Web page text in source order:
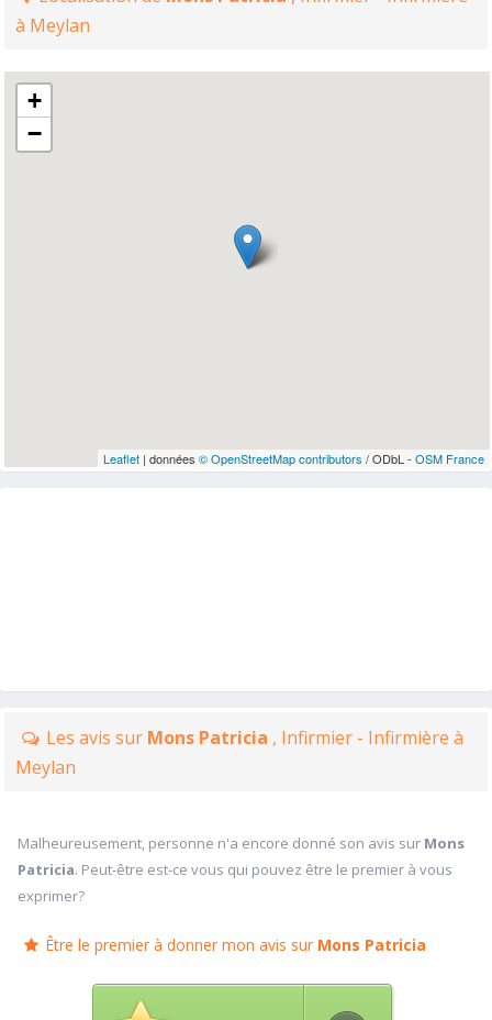
à Meylan
+
−
Leaflet| données © OpenStreetMap contributors / ODbL - OSM France
Les avis sur Mons Patricia , Infirmier - Infirmière à
Meylan
Malheureusement, personne n'a encore donné son avis sur Mons
Patricia. Peut-être est-ce vous qui pouvez être le premier à vous
exprimer?
Être le premier à donner mon avis sur Mons Patricia